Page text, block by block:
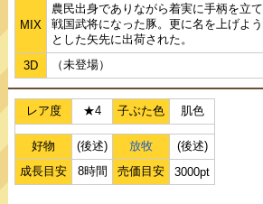
MIX
農民出身でありながら着実に手柄を立て
戦国武将になった豚。更に名を上げよう
とした矢先に出荷された。
3D
（未登場）
レア度 ★4 子ぶた色 肌色
好物 (後述) 放牧
(後述)
成長目安
8時間 売価目安 3000pt